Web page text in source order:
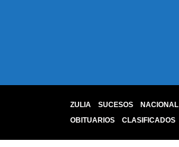
ZULIA SUCESOS NACIONAL
OBITUARIOS
CLASIFICADOS